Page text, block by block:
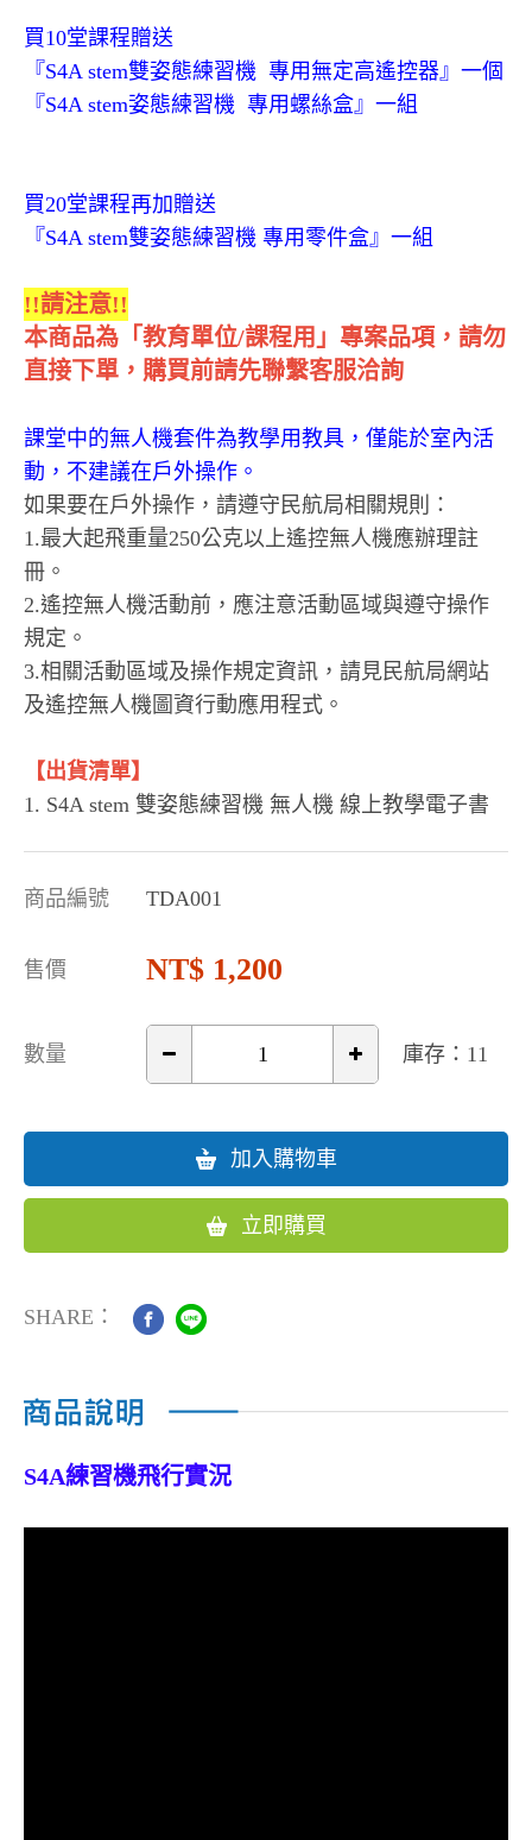
買10堂課程贈送
『S4A stem雙姿態練習機 專用無定高遙控器』一個
『S4A stem姿態練習機 專用螺絲盒』一組
買20堂課程再加贈送
『S4A stem雙姿態練習機 專用零件盒』一組
!!請注意!!
本商品為「教育單位/課程用」專案品項，請勿
直接下單，購買前請先聯繫客服洽詢
課堂中的無人機套件為教學用教具，僅能於室內活
動，不建議在戶外操作。
如果要在戶外操作，請遵守民航局相關規則：
1.最大起飛重量250公克以上遙控無人機應辦理註
冊。
2.遙控無人機活動前，應注意活動區域與遵守操作
規定。
3.相關活動區域及操作規定資訊，請見民航局網站
及遙控無人機圖資行動應用程式。
【出貨清單】
1. S4A stem 雙姿態練習機 無人機 線上教學電子書
商品編號 TDA001
售價 1,200
數量 庫存：11
加入購物車
立即購買
SHARE：
S4A練習機飛行實況